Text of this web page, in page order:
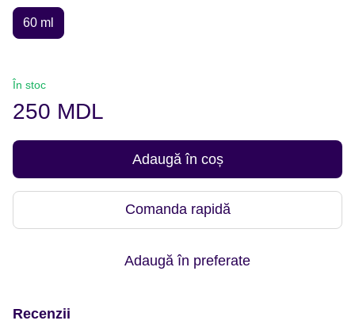
60 ml
În stoc
250 MDL
Adaugă în coș
Comanda rapidă
Adaugă în preferate
Recenzii